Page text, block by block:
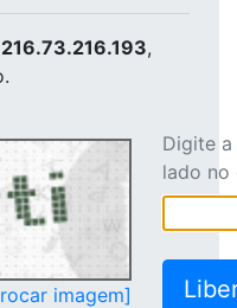
216.73.216.193,
imagem]
Digite
lado no